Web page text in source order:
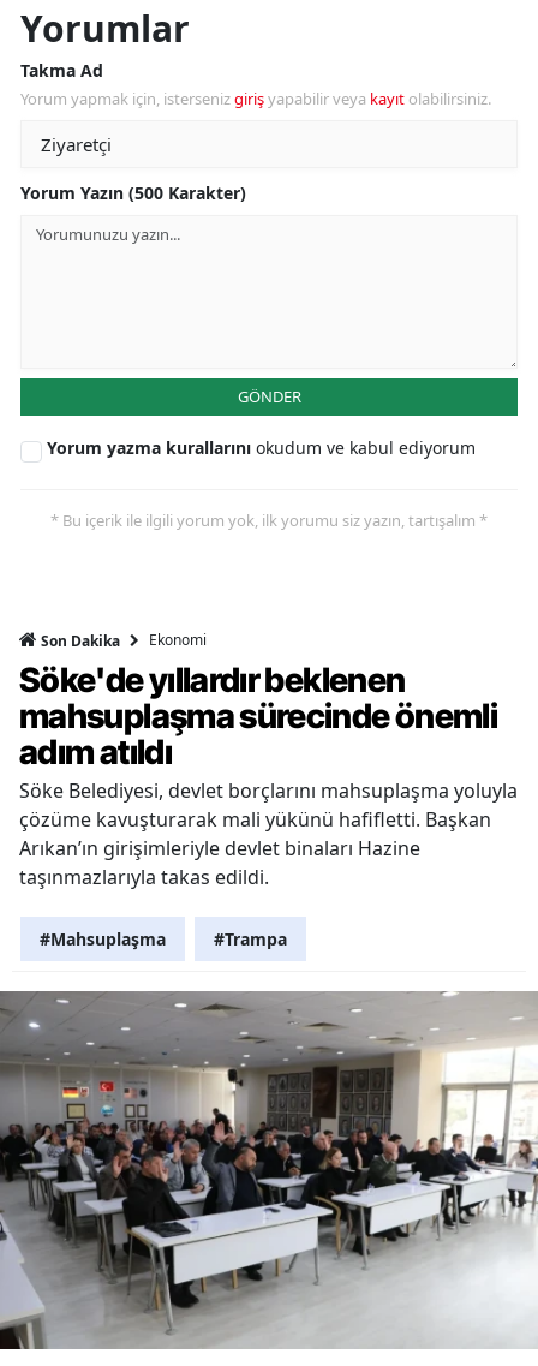
Yorumlar
Takma Ad
Yorum yapmak için, istersenizgirişyapabilir veya kayıt olabilirsiniz.
Yorum Yazın (500 Karakter)
GÖNDER
Yorum yazma kurallarını okudum ve kabul ediyorum
* Bu içerik ile ilgili yorum yok, ilk yorumu siz yazın, tartışalım *
Son Dakika Ekonomi
Söke'de yıllardır beklenen
mahsuplaşma sürecinde önemli
adım atıldı
Söke Belediyesi, devlet borçlarını mahsuplaşma yoluyla
çözüme kavuşturarak mali yükünü hafifletti. Başkan
Arıkan’ın girişimleriyle devlet binaları Hazine
taşınmazlarıyla takas edildi.
#Mahsuplaşma #Trampa